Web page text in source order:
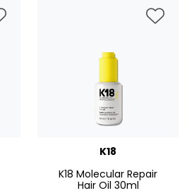
K18
K18 Molecular Repair
Hair Oil 30ml